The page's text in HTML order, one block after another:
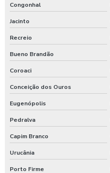
Congonhal
Jacinto
Recreio
Bueno Brandão
Coroaci
Conceição dos Ouros
Eugenópolis
Pedralva
Capim Branco
Urucânia
Porto Firme